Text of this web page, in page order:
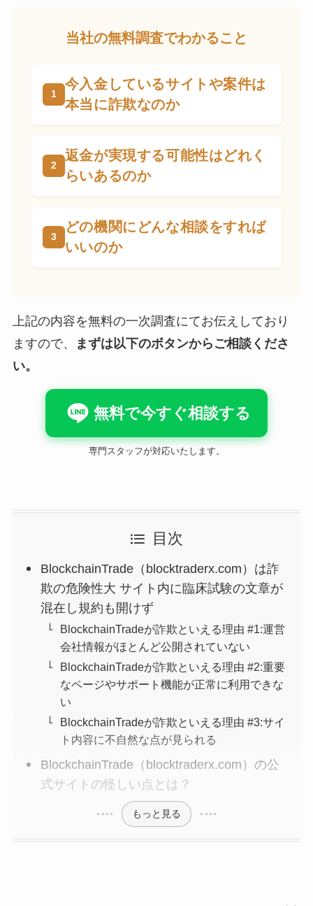
当社の無料調査でわかること
今入金しているサイトや案件は
本当に詐欺なのか
返金が実現する可能性はどれく
らいあるのか
どの機関にどんな相談をすれば
いいのか
上記の内容を無料の一次調査にてお伝えしており
ますので、
まずは以下のボタンからご相談くださ
い。
無料で今すぐ相談する
専門スタッフが対応いたします。
目次
BlockchainTrade（blocktraderx.com）は詐
欺の危険性大 サイト内に臨床試験の文章が
混在し規約も開けず
BlockchainTradeが詐欺といえる理由 #1:運営
会社情報がほとんど公開されていない
BlockchainTradeが詐欺といえる理由 #2:重要
なページやサポート機能が正常に利用できな
い
BlockchainTradeが詐欺といえる理由 #3:サイ
ト内容に不自然な点が見られる
BlockchainTrade（blocktraderx.com）の公
式サイトの怪しい点とは？
もっと見る